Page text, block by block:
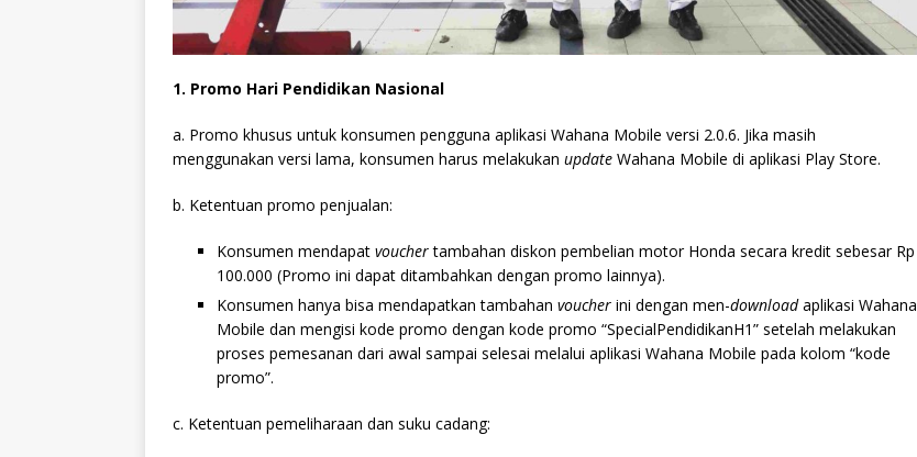
1. Promo Hari Pendidikan Nasional
a. Promo khusus untuk konsumen pengguna aplikasi Wahana Mobile versi 2.0.6. Jika masih
menggunakan versi lama, konsumen harus melakukan update Wahana Mobile di aplikasi Play Store.
b. Ketentuan promo penjualan:
Konsumen mendapat vouchertambahan diskon pembelian motor Honda secara kredit sebesar Rp
100.000 (Promo ini dapat ditambahkan dengan promo lainnya).
Konsumen hanya bisa mendapatkan tambahan voucher ini dengan men-downloadaplikasi Wahana
Mobile dan mengisi kode promo dengan kode promo “SpecialPendidikanH1” setelah melakukan
proses pemesanan dari awal sampai selesai melalui aplikasi Wahana Mobile pada kolom “kode
promo”.
c. Ketentuan pemeliharaan dan suku cadang: